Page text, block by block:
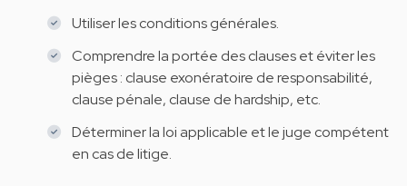
Utiliser les conditions générales.
Comprendre la portée des clauses et éviter les
pièges : clause exonératoire de responsabilité,
clause pénale, clause de hardship, etc.
Déterminer la loi applicable et le juge compétent
en cas de litige.